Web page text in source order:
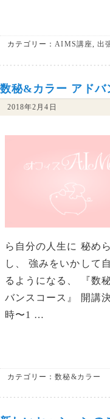
カテゴリー： AIMS講座 出
数秘&カラー アドバ
2018年2月4日
ら自分の人生に 秘め
し、 強みをいかして
るようになる、 『数
バンスコース』 開講
時〜1 …
カテゴリー：数秘&カラー